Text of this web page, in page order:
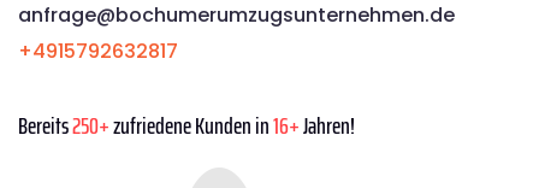
anfrage@bochumerumzugsunternehmen.de
+4915792632817
Bereits250+zufriedene Kunden in16+Jahren!